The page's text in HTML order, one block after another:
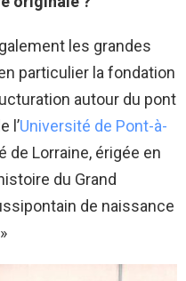
les grandes
particulier la fondation
autour du pont
l’Université de Pont-à-
de Lorraine, érigée en
du Grand
de naissance